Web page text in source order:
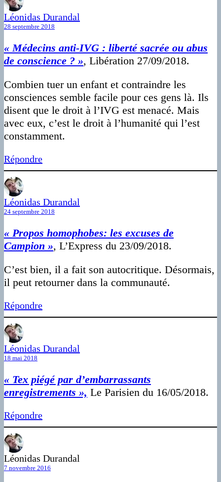
Léonidas Durandal
28 septembre 2018
« Médecins anti-IVG : liberté sacrée ou abus
de conscience ? », Libération 27/09/2018.
Combien tuer un enfant et contraindre les
consciences semble facile pour ces gens là. Ils
disent que le droit à l’IVG est menacé. Mais
avec eux, c’est le droit à l’humanité qui l’est
constamment.
Répondre
Léonidas Durandal
24 septembre 2018
« Propos homophobes: les excuses de
Campion », L’Express du 23/09/2018.
C’est bien, il a fait son autocritique. Désormais,
il peut retourner dans la communauté.
Répondre
Léonidas Durandal
18 mai 2018
« Tex piégé par d’embarrassants
enregistrements », Le Parisien du 16/05/2018.
Répondre
Léonidas Durandal
7 novembre 2016